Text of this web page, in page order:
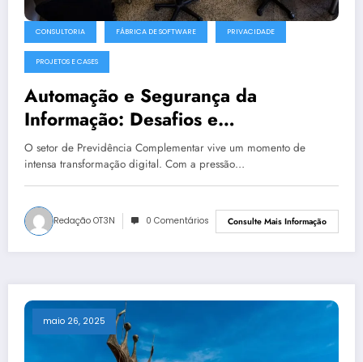
CONSULTORIA FÁBRICA DE SOFTWARE PRIVACIDADE
PROJETOS E CASES
Automação e Segurança da
Informação: Desafios e
Oportunidades para o Futuro da
Previdência Complementar
O setor de Previdência Complementar vive um momento de
intensa transformação digital. Com a pressão…
Redação OT3N 0 Comentários Consulte Mais Informação
maio 26, 2025